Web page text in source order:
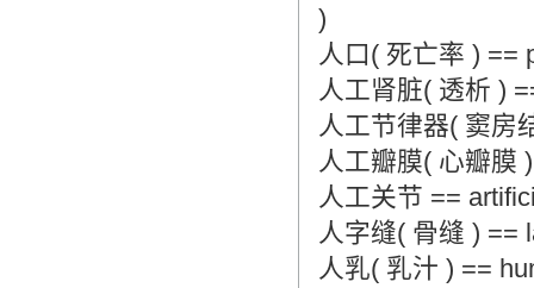
)
人口( 死亡率 ) ==
人工肾脏( 透析 )
人工节律器( 窦房
人工瓣膜( 心瓣膜
人工关节 ==
人字缝( 骨缝 ) ==
人乳( 乳汁 ) ==